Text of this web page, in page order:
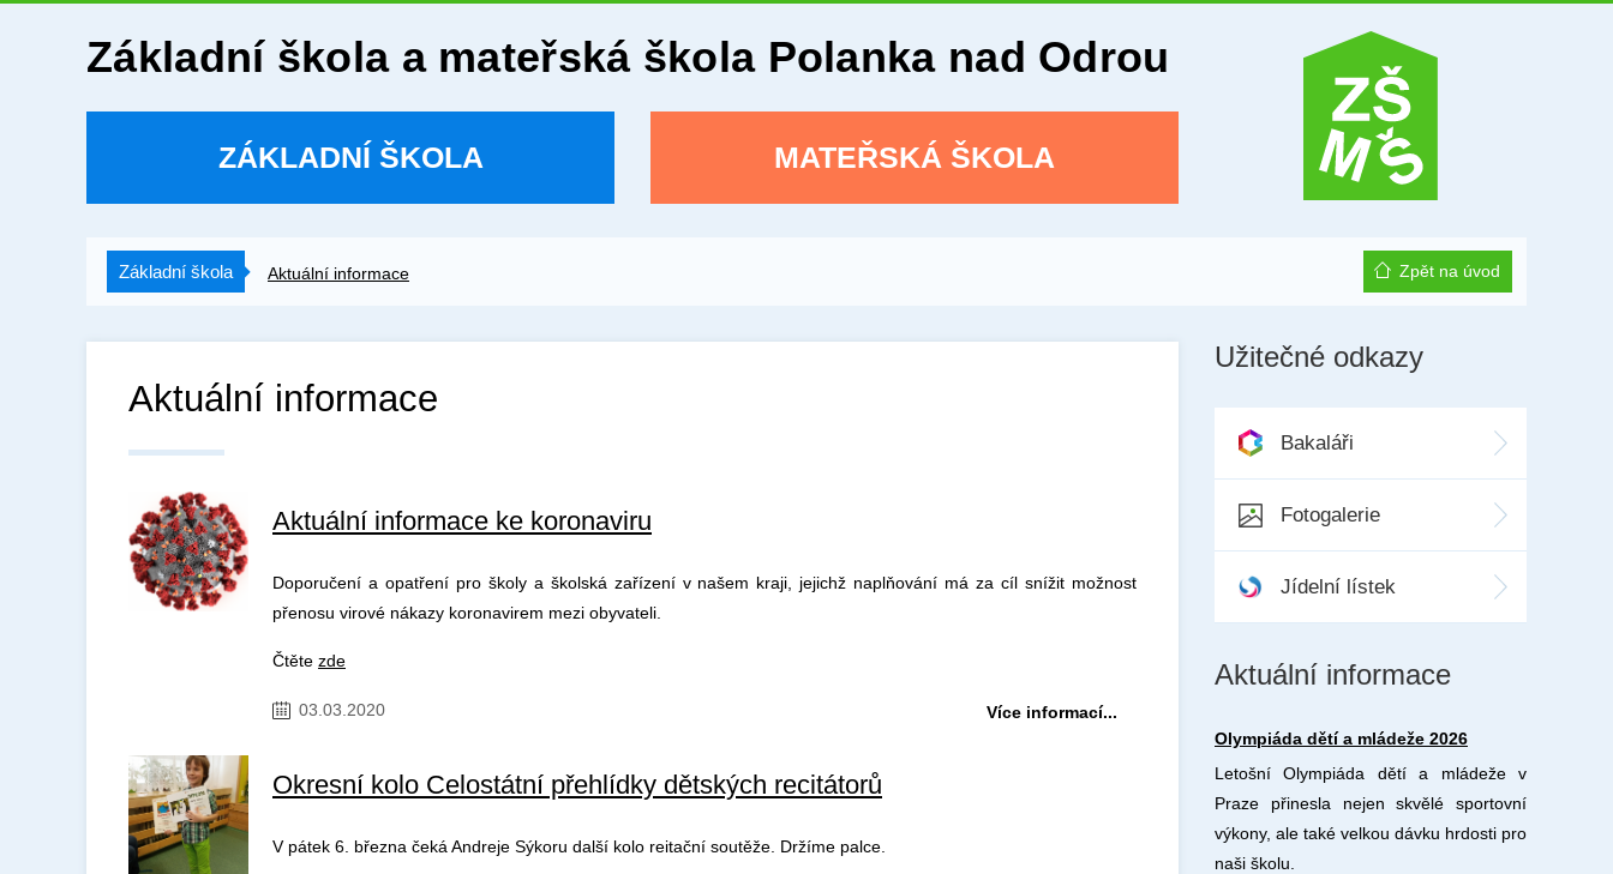
Základní škola a mateřská škola Polanka nad Odrou
ZÁKLADNÍ ŠKOLA MATEŘSKÁ ŠKOLA
Základní škola Aktuální informace Zpět na úvod
Aktuální informace
Aktuální informace ke koronaviru
Doporučení a opatření pro školy a školská zařízení v našem kraji, jejichž naplňování má za cíl snížit možnost
přenosu virové nákazy koronavirem mezi obyvateli.
Čtěte zde
03.03.2020 Více informací...
Okresní kolo Celostátní přehlídky dětských recitátorů
V pátek 6. března čeká Andreje Sýkoru další kolo reitační soutěže. Držíme palce.
Užitečné odkazy
Bakaláři
Fotogalerie
Jídelní lístek
Aktuální informace
Olympiáda dětí a mládeže 2026
Letošní Olympiáda dětí a mládeže v
Praze přinesla nejen skvělé sportovní
výkony, ale také velkou dávku hrdosti pro
naši školu.